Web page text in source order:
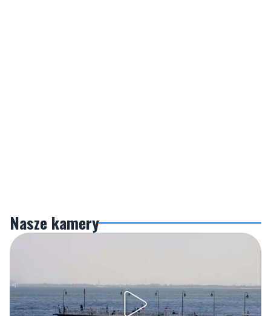
Nasze kamery